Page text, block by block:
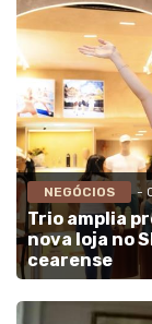
NEGÓCIOS -
Trio amplia
nova loja no
cearense